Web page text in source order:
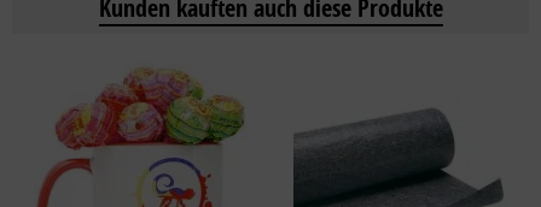
Kunden kauften auch diese Produkte